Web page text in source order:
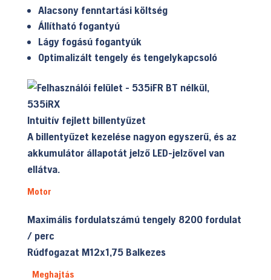
Alacsony fenntartási költség
Állítható fogantyú
Lágy fogású fogantyúk
Optimalizált tengely és tengelykapcsoló
Intuitív fejlett billentyűzet
A billentyűzet kezelése nagyon egyszerű, és az
akkumulátor állapotát jelző LED-jelzővel van
ellátva.
Motor
Maximális fordulatszámú tengely 8200 fordulat
/ perc
Rúdfogazat M12x1,75 Balkezes
Meghajtás